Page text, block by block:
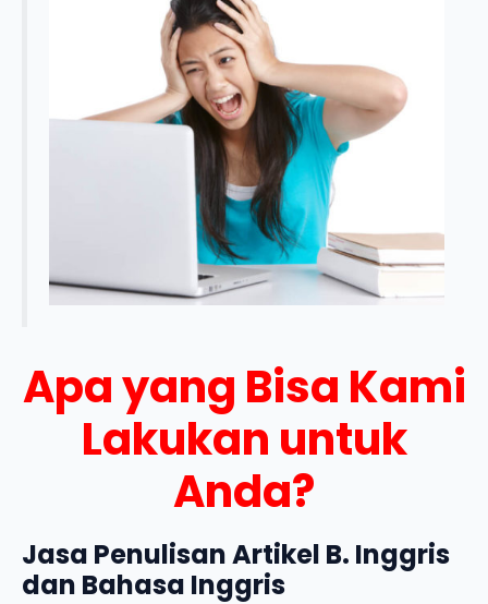
Apa yang Bisa Kami
Lakukan untuk
Anda?
Jasa Penulisan Artikel B. Inggris
dan Bahasa Inggris